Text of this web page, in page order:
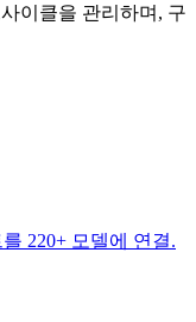
이클을 관리하며, 구
를 220+ 모델에 연결.